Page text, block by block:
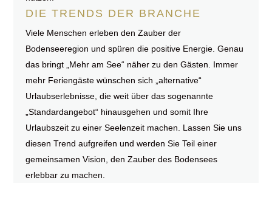
DIE TRENDS DER BRANCHE
Viele Menschen erleben den Zauber der
Bodenseeregion und spüren die positive Energie. Genau
das bringt „Mehr am See“ näher zu den Gästen. Immer
mehr Feriengäste wünschen sich „alternative“
Urlaubserlebnisse, die weit über das sogenannte
„Standardangebot“ hinausgehen und somit Ihre
Urlaubszeit zu einer Seelenzeit machen. Lassen Sie uns
diesen Trend aufgreifen und werden Sie Teil einer
gemeinsamen Vision, den Zauber des Bodensees
erlebbar zu machen.